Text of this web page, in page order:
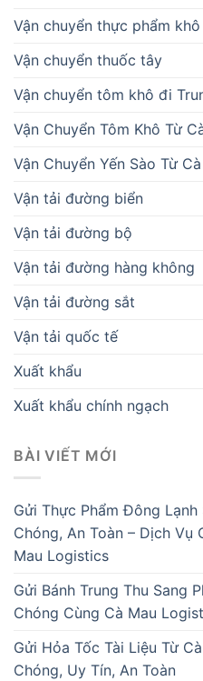
Vận chuyển thực phẩm
Vận chuyển thuốc tây
Vận chuyển tôm khô đi
Vận Chuyển Tôm Khô Từ
Vận Chuyển Yến Sào Từ
Vận tải đường biển
Vận tải đường bộ
Vận tải đường hàng không
Vận tải đường sắt
Vận tải quốc tế
Xuất khẩu
Xuất khẩu chính ngạch
BÀI VIẾT MỚI
Gửi Thực Phẩm Đông
Chóng, An Toàn – Dịch Vụ
Mau Logistics
Gửi Bánh Trung Thu Sang
Chóng Cùng Cà Mau
Gửi Hỏa Tốc Tài Liệu Từ
Chóng, Uy Tín, An Toàn